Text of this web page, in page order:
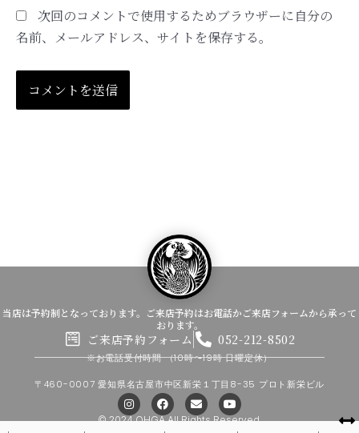
次回のコメントで使用するためブラウザーに自分の
名前、メールアドレス、サイトを保存する。
当店は予約制となっております。ご来店予約はお電話かご来店フォームから承って
おります。
ご来店予約フォーム 052-212-8502
※お電話受付時間（10時〜19時 日曜定休）
〒460-0007 愛知県名古屋市中区新栄１丁目8-35 プロト新栄ビル
I
n
s
F
a
c
E
n
v
Y
o
u
© 2024 OHGA All Rights Reserved.